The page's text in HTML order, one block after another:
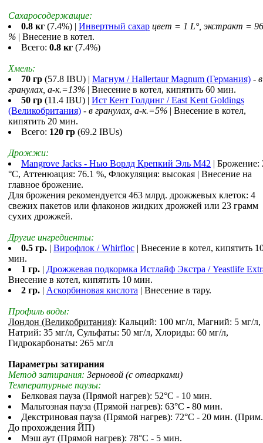
Сахаросодержащие:
0.8 кг (7.4%) | Инвертный сахар цвет = 1 L°, экстракт = 96
% | Внесение в котел.
Всего: 0.8 кг (7.4%)
Хмель:
70 гр (57.8 IBU) | Магнум / Hallertaur Magnum (Германия) - в
гранулах, a-к.=13% | Внесение в котел, кипятить 60 мин.
50 гр (11.4 IBU) | Ист Кент Голдинг / East Kent Goldings
(Великобритания) - в гранулах, a-к.=5% | Внесение в котел,
кипятить 20 мин.
Всего: 120 гр (69.2 IBUs)
Дрожжи:
Mangrove Jacks - Нью Ворлд Крепкий Эль M42 | Брожение:
°С, Аттенюация: 76.1 %, Флокуляция: высокая | Внесение на
главное брожение.
Для брожения рекомендуется 463 млрд. дрожжевых клеток: 4
свежих пакетов или флаконов жидких дрожжей или 23 грамм
сухих дрожжей.
Другие ингредиенты:
0.5 гр. | Вирофлок / Whirfloc | Внесение в котел, кипятить
мин.
1 гр. | Дрожжевая подкормка Истлайф Экстра / Yeastlife
Внесение в котел, кипятить 10 мин.
2 гр. | Аскорбиновая кислота | Внесение в тару.
Профиль воды:
Лондон (Великобритания): Кальций: 100 мг/л, Магний: 5 мг/л,
Натрий: 35 мг/л, Сульфаты: 50 мг/л, Хлориды: 60 мг/л,
Гидрокарбонаты: 265 мг/л
Параметры затирания
Метод затирания: Зерновой (с отварками)
Температурные паузы:
Белковая пауза (Прямой нагрев): 52°С - 10 мин.
Мальтозная пауза (Прямой нагрев): 63°С - 80 мин.
Декстриновая пауза (Прямой нагрев): 72°С - 20 мин.
До прохождения ЙП)
Мэш аут (Прямой нагрев): 78°С - 5 мин.